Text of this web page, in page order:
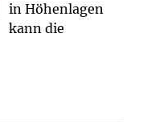
in Höhenlagen
kann die